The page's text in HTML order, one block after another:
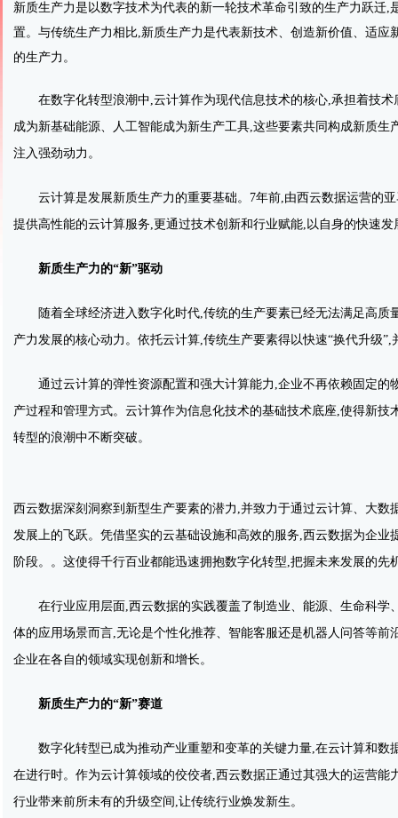
新质生产力是以数字技术为代表的新一轮技术革命引致的生产力跃迁
置。与传统生产力相比,新质生产力是代表新技术、创造新价值、适
的生产力。
在数字化转型浪潮中,云计算作为现代信息技术的核心,承担着技
成为新基础能源、人工智能成为新生产工具,这些要素共同构成新质
注入强劲动力。
云计算是发展新质生产力的重要基础。7年前,由西云数据运营的
提供高性能的云计算服务,更通过技术创新和行业赋能,以自身的快速
新质生产力的“新”驱动
随着全球经济进入数字化时代,传统的生产要素已经无法满足高
产力发展的核心动力。依托云计算,传统生产要素得以快速“换代升级
通过云计算的弹性资源配置和强大计算能力,企业不再依赖固定
产过程和管理方式。云计算作为信息化技术的基础技术底座,使得新
转型的浪潮中不断突破。
西云数据深刻洞察到新型生产要素的潜力,并致力于通过云计算、大
发展上的飞跃。凭借坚实的云基础设施和高效的服务,西云数据为企
阶段。。这使得千行百业都能迅速拥抱数字化转型,把握未来发展的先
在行业应用层面,西云数据的实践覆盖了制造业、能源、生命科
体的应用场景而言,无论是个性化推荐、智能客服还是机器人问答等
企业在各自的领域实现创新和增长。
新质生产力的“新”赛道
数字化转型已成为推动产业重塑和变革的关键力量,在云计算和
在进行时。作为云计算领域的佼佼者,西云数据正通过其强大的运营
行业带来前所未有的升级空间,让传统行业焕发新生。